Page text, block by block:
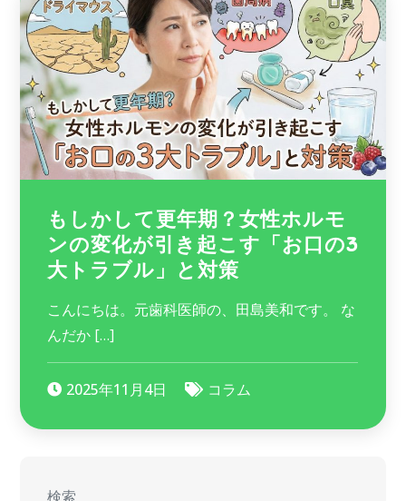
もしかして更年期？女性ホルモ
ンの変化が引き起こす「お口の3
大トラブル」と対策
こんにちは。元歯科医師の、田島美和です。 な
んだか […]
2025年11月4日 コラム
検索